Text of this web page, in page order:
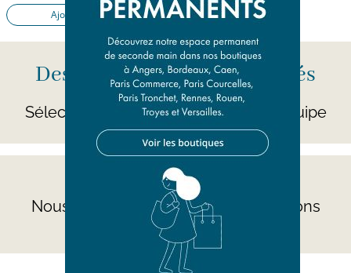
Ajouter au panier
Des centaines de nouveautés
par jour
Sélectionnées avec soin par notre équipe
Besoin d'aide ?
Nous répondons à toutes vos questions
ici